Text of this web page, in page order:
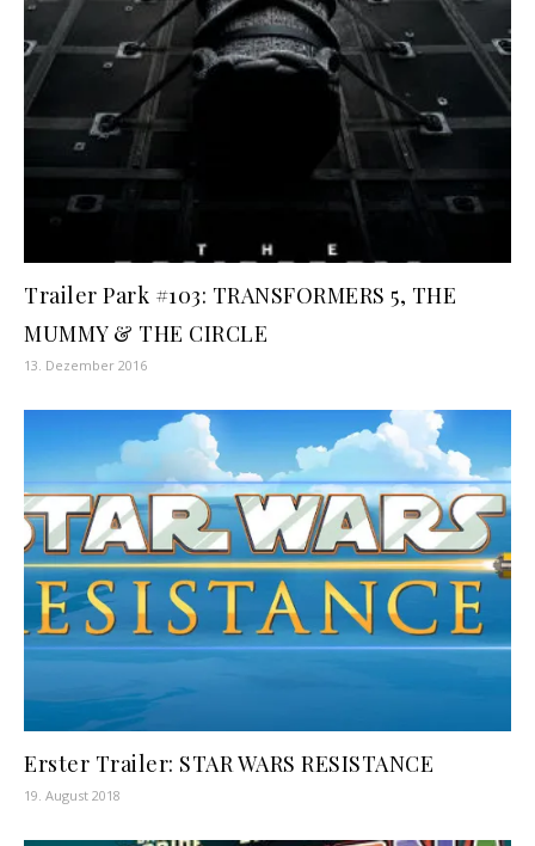
Trailer Park #103: TRANSFORMERS 5, THE
MUMMY & THE CIRCLE
13. Dezember 2016
Erster Trailer: STAR WARS RESISTANCE
19. August 2018